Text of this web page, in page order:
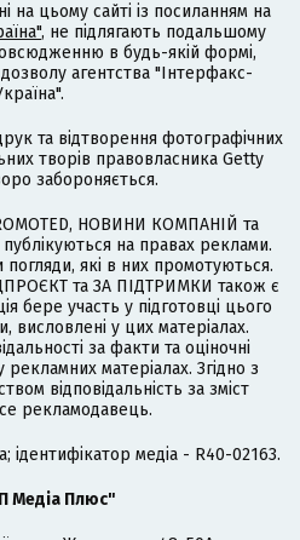
на цьому сайті із посиланням на
, не підлягають подальшому
в будь-якій формі,
агентства "Інтерфакс-
та відтворення фотографічних
творів правовласника Getty
забороняється.
НОВИНИ КОМПАНІЙ та
на правах реклами.
які в них промотуються.
та ЗА ПІДТРИМКИ також є
бере участь у підготовці цього
висловлені у цих матеріалах.
за факти та оціночні
матеріалах. Згідно з
відповідальність за зміст
рекламодавець.
ідентифікатор медіа - R40-02163.
Медіа Плюс"